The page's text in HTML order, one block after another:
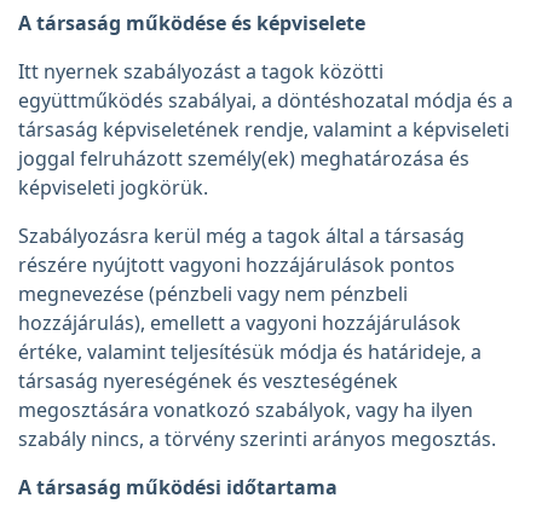
A társaság működése és képviselete
Itt nyernek szabályozást a tagok közötti
együttműködés szabályai, a döntéshozatal módja és a
társaság képviseletének rendje, valamint a képviseleti
joggal felruházott személy(ek) meghatározása és
képviseleti jogkörük.
Szabályozásra kerül még a tagok által a társaság
részére nyújtott vagyoni hozzájárulások pontos
megnevezése (pénzbeli vagy nem pénzbeli
hozzájárulás), emellett a vagyoni hozzájárulások
értéke, valamint teljesítésük módja és határideje, a
társaság nyereségének és veszteségének
megosztására vonatkozó szabályok, vagy ha ilyen
szabály nincs, a törvény szerinti arányos megosztás.
A társaság működési időtartama